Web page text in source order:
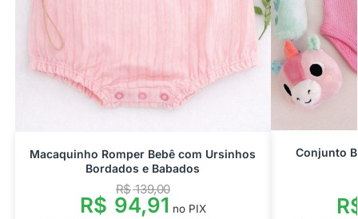
Macaquinho Romper Bebê com Ursinhos
Bordados e Babados
R$139,00
R$ 94,91 no PIX
Conjunto